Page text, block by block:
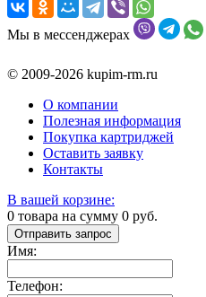
Мы в мессенджерах
© 2009-2026 kupim-rm.ru
О компании
Полезная информация
Покупка картриджей
Оставить заявку
Контакты
В вашей корзине:
0 товара на сумму 0 руб.
Отправить запрос
Имя:
Телефон: